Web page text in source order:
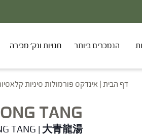
הנמכרים ביותר חנויות ונק' מכירה
דף הבית | אינדקס פורמולות סיניות
TANG
TANG | 大青龍湯